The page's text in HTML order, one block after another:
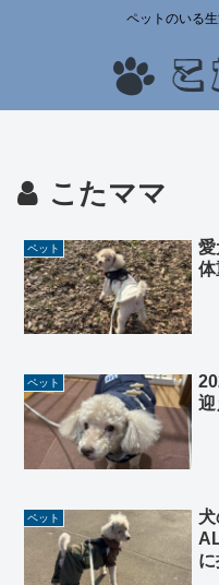
ペットのいる
こたママ
ペット
愛
体
ペット
迎
ペット